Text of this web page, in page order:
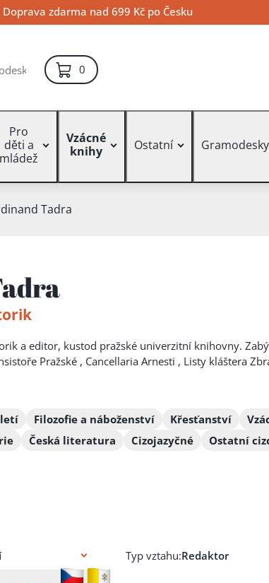
Doprava zdarma nad 699 Kč po Česku
0položek – košík
Pro
děti a
mládež
Vzácné
knihy
Ostatní Gramodesky
Tadra
a editor, kustod pražské univerzitní knihovny.
Pražské , Cancellaria Arnesti , Listy kláštera
Filozofie a náboženství Křesťanství
Česká literatura Cizojazyčné Ostatní
Typ vztahu: